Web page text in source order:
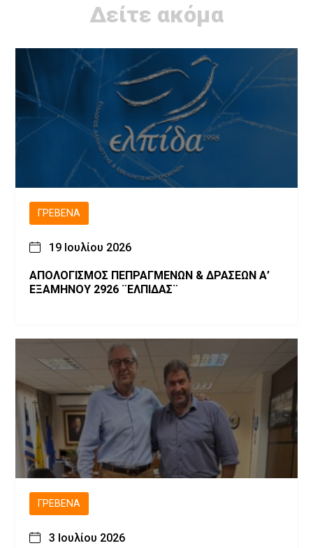
Δείτε ακόμα
ΓΡΕΒΕΝΆ
19 Ιουλίου 2026
ΑΠΟΛΟΓΙΣΜΟΣ ΠΕΠΡΑΓΜΕΝΩΝ & ΔΡΑΣΕΩΝ Α’
ΕΞΑΜΗΝΟΥ 2926 ¨ΕΛΠΙΔΑΣ¨
ΓΡΕΒΕΝΆ
3 Ιουλίου 2026